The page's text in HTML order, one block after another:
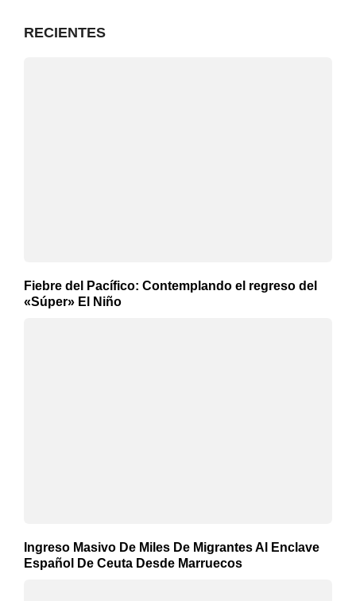
RECIENTES
Fiebre del Pacífico: Contemplando el regreso del
«Súper» El Niño
Ingreso Masivo De Miles De Migrantes Al Enclave
Español De Ceuta Desde Marruecos